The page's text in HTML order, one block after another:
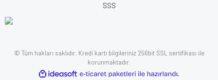
SSS
© Tüm hakları saklıdır. Kredi kartı bilgileriniz 256bit SSL sertifikası ile
korunmaktadır.
ideasoft
e-